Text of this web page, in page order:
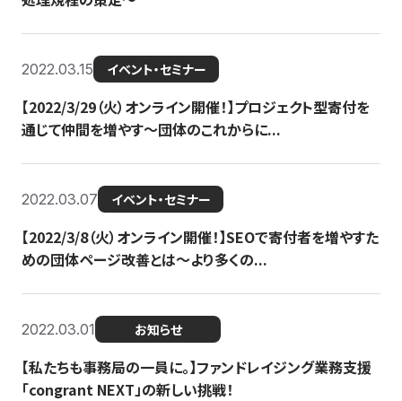
2022.03.15 イベント・セミナー
【2022/3/29（火）オンライン開催！】プロジェクト型寄付を
通じて仲間を増やす～団体のこれからに...
2022.03.07 イベント・セミナー
【2022/3/8（火）オンライン開催！】SEOで寄付者を増やすた
めの団体ページ改善とは～より多くの...
2022.03.01 お知らせ
【私たちも事務局の一員に。】ファンドレイジング業務支援
「congrant NEXT」の新しい挑戦！